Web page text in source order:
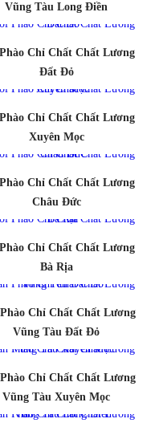
Vũng Tàu Long Điền
Chỉ Chất Chất Lương
Đất Đỏ
Chỉ Chất Chất Lương
Xuyên Mọc
Chỉ Chất Chất Lương
Châu Đức
Chỉ Chất Chất Lương
Bà Rịa
Chỉ Chất Chất Lương
Vũng Tàu Đất Đỏ
Chỉ Chất Chất Lương
Vũng Tàu Xuyên Mọc